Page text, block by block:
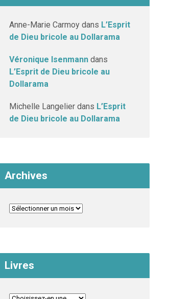
Anne-Marie Carmoy dans L’Esprit
de Dieu bricole au Dollarama
Véronique Isenmann dans
L’Esprit de Dieu bricole au
Dollarama
Michelle Langelier dans L’Esprit
de Dieu bricole au Dollarama
Archives
Livres